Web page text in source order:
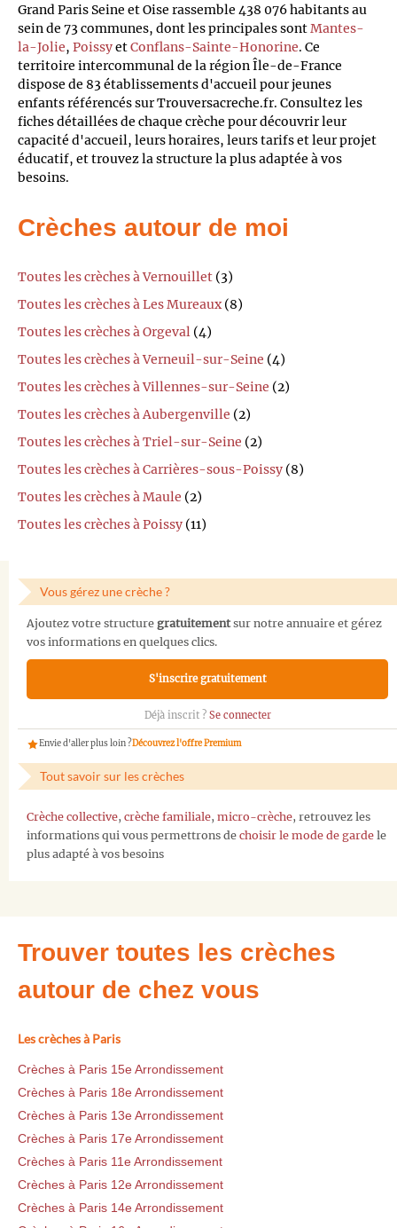
Grand Paris Seine et Oise rassemble 438 076 habitants au
sein de 73 communes, dont les principales sontMantes-
la-Jolie, PoissyetConflans-Sainte-Honorine. Ce
territoire intercommunal de la région Île-de-France
dispose de 83 établissements d'accueil pour jeunes
enfants référencés sur Trouversacreche.fr. Consultez les
fiches détaillées de chaque crèche pour découvrir leur
capacité d'accueil, leurs horaires, leurs tarifs et leur projet
éducatif, et trouvez la structure la plus adaptée à vos
besoins.
Crèches autour de moi
Toutes les crèches à Vernouillet (3)
Toutes les crèches à Les Mureaux(8)
Toutes les crèches à Orgeval (4)
Toutes les crèches à Verneuil-sur-Seine (4)
Toutes les crèches à Villennes-sur-Seine (2)
Toutes les crèches à Aubergenville (2)
Toutes les crèches à Triel-sur-Seine (2)
Toutes les crèches à Carrières-sous-Poissy (8)
Toutes les crèches à Maule (2)
Toutes les crèches à Poissy (11)
Vous gérez une crèche ?
Ajoutez votre structure gratuitementsur notre annuaire et gérez
vos informations en quelques clics.
S'inscrire gratuitement
Déjà inscrit ? Se connecter
Envie d'aller plus loin ?Découvrez l'offre Premium
Tout savoir sur les crèches
Crèche collective, crèche familiale, micro-crèche, retrouvez les
informations qui vous permettrons de choisir le mode de garde le
plus adapté à vos besoins
Trouver toutes les crèches
autour de chez vous
Les crèches à Paris
Crèches à Paris 15e Arrondissement
Crèches à Paris 18e Arrondissement
Crèches à Paris 13e Arrondissement
Crèches à Paris 17e Arrondissement
Crèches à Paris 11e Arrondissement
Crèches à Paris 12e Arrondissement
Crèches à Paris 14e Arrondissement